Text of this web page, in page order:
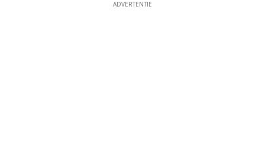
ADVERTENTIE